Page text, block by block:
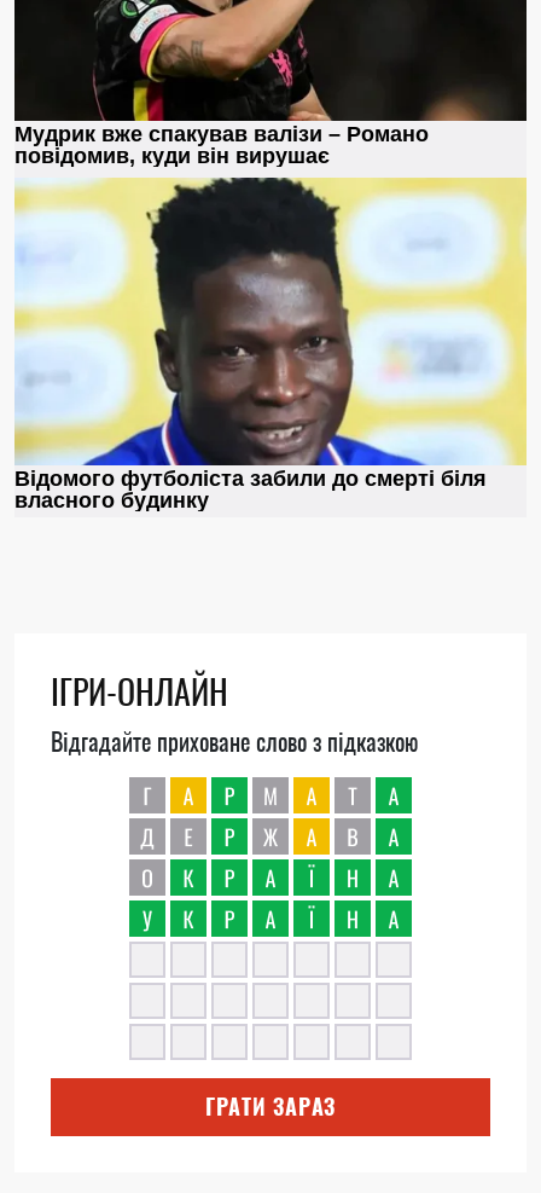
ІГРИ-ОНЛАЙН
Відгадайте приховане слово з підказкою
ГРАТИ ЗАРАЗ